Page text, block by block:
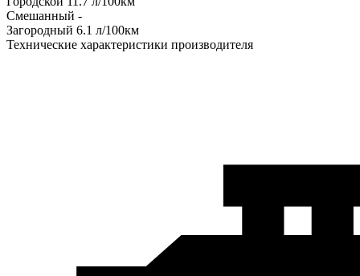
Смешанный -
Загородный 6.1 л/100км
Технические характеристики производителя